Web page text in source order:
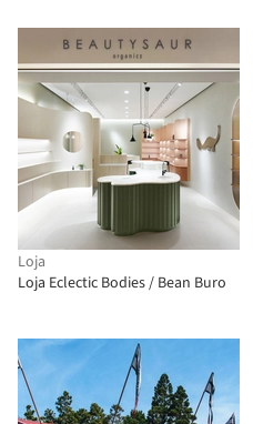
Loja
Loja Eclectic Bodies / Bean Buro